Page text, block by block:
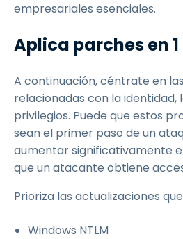
empresariales esenciales.
Aplica parches en
A continuación, céntrate en
relacionadas con la identidad,
privilegios. Puede que estos
sean el primer paso de un
aumentar significativamente
que un atacante obtiene
Prioriza las actualizaciones
Windows NTLM